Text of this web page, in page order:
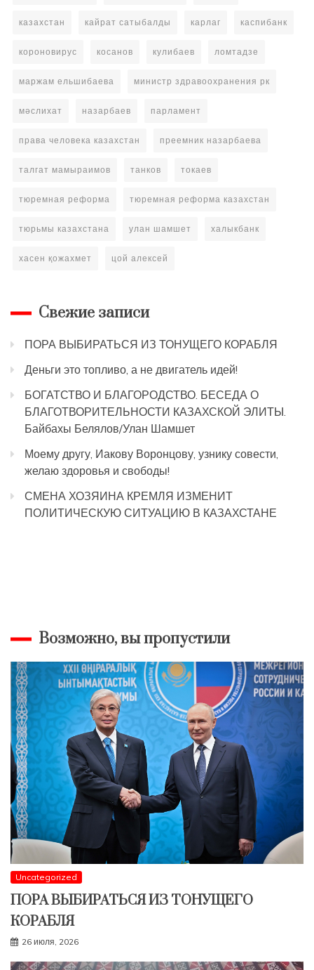
казахстан кайрат сатыбалды карлаг каспибанк
короновирус косанов кулибаев ломтадзе
маржам ельшибаева министр здравоохранения рк
мәслихат назарбаев парламент
права человека казахстан преемник назарбаева
талгат мамыраимов танков токаев
тюремная реформа тюремная реформа казахстан
тюрьмы казахстана улан шамшет халыкбанк
хасен қожахмет цой алексей
Свежие записи
ПОРА ВЫБИРАТЬСЯ ИЗ ТОНУЩЕГО КОРАБЛЯ
Деньги это топливо, а не двигатель идей!
БОГАТСТВО И БЛАГОРОДСТВО. БЕСЕДА О
БЛАГОТВОРИТЕЛЬНОСТИ КАЗАХСКОЙ ЭЛИТЫ.
Байбахы Белялов/Улан Шамшет
Моему другу, Иакову Воронцову, узнику совести,
желаю здоровья и свободы!
СМЕНА ХОЗЯИНА КРЕМЛЯ ИЗМЕНИТ
ПОЛИТИЧЕСКУЮ СИТУАЦИЮ В КАЗАХСТАНЕ
Возможно, вы пропустили
Uncategorized
ПОРА ВЫБИРАТЬСЯ ИЗ ТОНУЩЕГО
КОРАБЛЯ
26 июля, 2026